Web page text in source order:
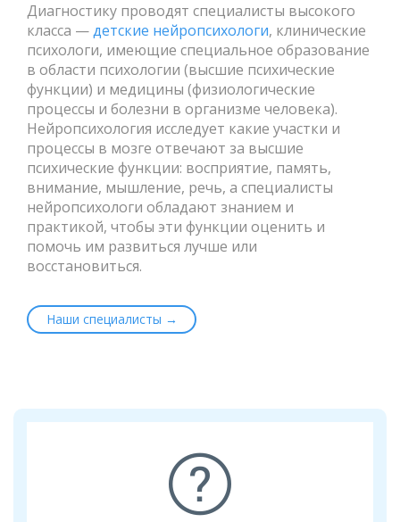
Диагностику проводят специалисты высокого
класса —детские нейропсихологи, клинические
психологи, имеющие специальное образование
в области психологии (высшие психические
функции) и медицины (физиологические
процессы и болезни в организме человека).
Нейропсихология исследует какие участки и
процессы в мозге отвечают за высшие
психические функции: восприятие, память,
внимание, мышление, речь, а специалисты
нейропсихологи обладают знанием и
практикой, чтобы эти функции оценить и
помочь им развиться лучше или
восстановиться.
Наши специалисты →
